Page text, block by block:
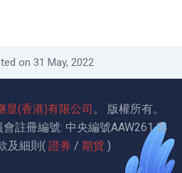
on 31 May, 2022
显(香港)有限公司。 版權所有。
註冊編號: 中央編號AAW261客
及細則( 證券 / 期貨)